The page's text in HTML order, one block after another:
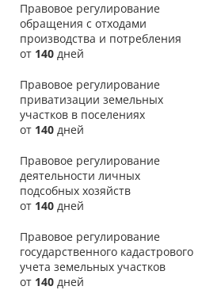
Правовое регулирование
обращения с отходами
производства и потребления
от 140 дней
Правовое регулирование
приватизации земельных
участков в поселениях
от 140 дней
Правовое регулирование
деятельности личных
подсобных хозяйств
от 140 дней
Правовое регулирование
государственного кадастрового
учета земельных участков
от 140 дней